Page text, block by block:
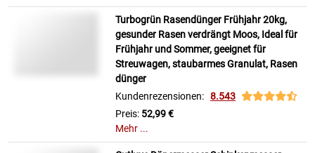
Turbogrün Rasendünger Frühjahr 20kg,
gesunder Rasen verdrängt Moos, Ideal für
Frühjahr und Sommer, geeignet für
Streuwagen, staubarmes Granulat, Rasen
dünger
Kundenrezensionen: 8.543
Preis: 52,99 €
Mehr ...